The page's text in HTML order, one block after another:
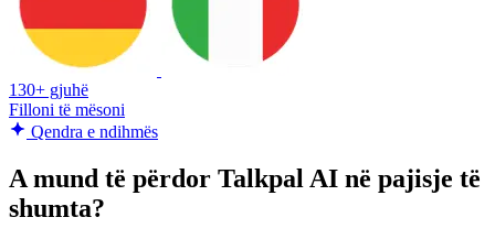
130+ gjuhë
Filloni të mësoni
Qendra e ndihmës
A mund të përdor Talkpal AI në pajisje të
shumta?